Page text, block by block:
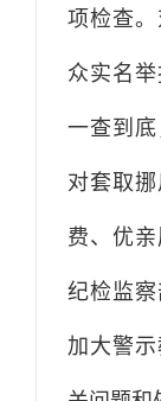
项检查
众实名
一查到底
对套取
费、优
纪检监
加大警